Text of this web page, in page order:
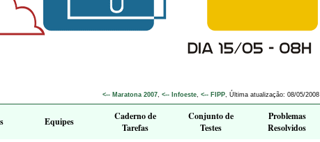
<-- Maratona 2007, <-- Infoeste, <-- FIPP, Última atualização: 08/05/2008
Equipes
Caderno de
Tarefas
Conjunto de
Testes
Problemas
Resolvidos